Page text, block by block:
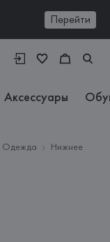
Перейти
Аксессуары
Одежда
Нижнее